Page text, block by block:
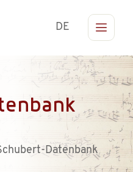
DE
Datenbank